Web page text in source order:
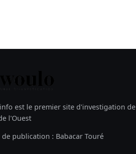
est le premier site d'investigation de
l'Ouest
publication : Babacar Touré